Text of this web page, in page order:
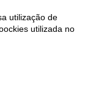
utilização de
utilizada no